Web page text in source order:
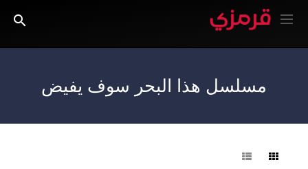
مسلسل هذا البحر سوف يفيض